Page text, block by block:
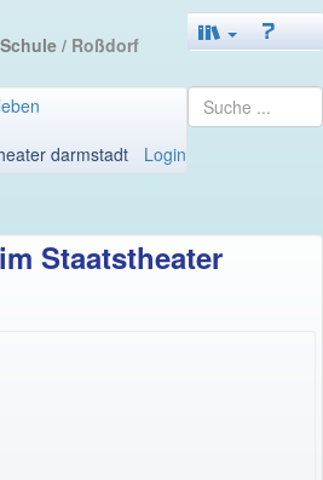
/ Roßdorf
darmstadt
Login
Staatstheater